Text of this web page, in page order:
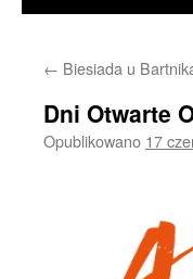
← Biesiada u
Dni Otwarte
Opublikowano 17